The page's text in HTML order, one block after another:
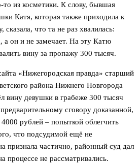
то из косметики. К слову, бывшая
Катя, которая также приходила к
что та не раз хвалилась:
а он и не замечает. На эту Катю
вину за пропажу 300 тысяч.
«Нижегородская правда» старший
района Нижнего Новгорода
вину девушки в грабеже 300 тысяч
сговору доказанной,
рублей – попыткой облегчить
что подсудимой ещё не
признала частично, районный суд дал
процессе не рассматривались.